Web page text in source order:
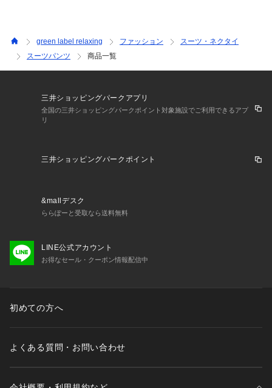
green label relaxing ファッション
スーツ・ネクタイ
スーツパンツ
商品一覧
三井ショッピングパークアプリ
全国の三井ショッピングパークポイント対象施設でご利用できるアプ
リ
三井ショッピングパークポイント
&mallデスク
ららぽーと受取なら送料無料
LINE公式アカウント
お得なセール・クーポン情報配信中
初めての方へ
よくある質問・お問い合わせ